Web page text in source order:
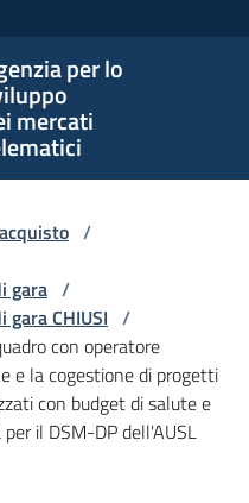
per lo
mercati
/
gara /
CHIUSI /
con operatore
e la cogestione di progetti
con budget di salute e
il DSM-DP dell'AUSL